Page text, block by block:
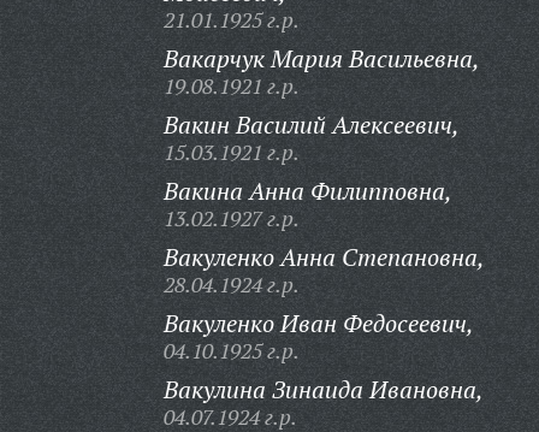
21.01.1925 г.р.
Вакарчук Мария Васильевна,
19.08.1921 г.р.
Вакин Василий Алексеевич,
15.03.1921 г.р.
Вакина Анна Филипповна,
13.02.1927 г.р.
Вакуленко Анна Степановна,
28.04.1924 г.р.
Вакуленко Иван Федосеевич,
04.10.1925 г.р.
Вакулина Зинаида Ивановна,
04.07.1924 г.р.